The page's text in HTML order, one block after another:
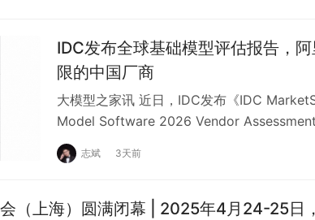
IDC发布全球基础模型评估报告，
限的中国厂商
大模型之家讯 近日，IDC发布《IDC
Model Software 2026 Vendor
志斌 3天前
（上海）圆满闭幕 | 2025年4月24-25日